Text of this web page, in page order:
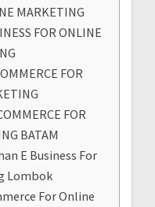
MARKETING
FOR ONLINE
FOR
FOR
BATAM
E Business For
Lombok
For Online